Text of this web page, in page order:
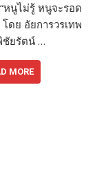
“หนูไม่รู้ หนูจะรอด
โดย อัยการวรเทพ
ชัยรัตน์ …
MORE